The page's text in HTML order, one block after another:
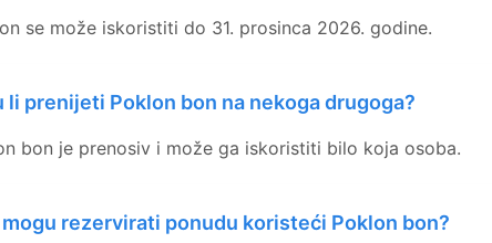
se može iskoristiti do 31. prosinca 2026. godine.
li prenijeti Poklon bon na nekoga drugoga?
bon je prenosiv i može ga iskoristiti bilo koja osoba.
mogu rezervirati ponudu koristeći Poklon bon?